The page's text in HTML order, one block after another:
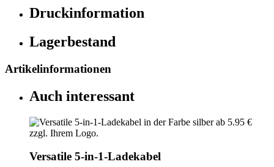
Druckinformation
Lagerbestand
Artikelinformationen
Auch interessant
Versatile 5-in-1-Ladekabel